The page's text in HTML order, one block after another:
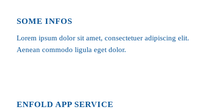
SOME INFOS
Lorem ipsum dolor sit amet, consectetuer adipiscing elit.
Aenean commodo ligula eget dolor.
ENFOLD APP SERVICE